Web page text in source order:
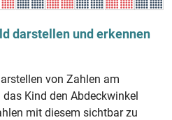
darstellen und erkennen
von Zahlen am
Kind den Abdeckwinkel
mit diesem sichtbar zu